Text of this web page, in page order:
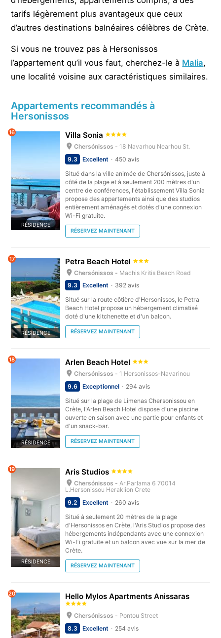
tarifs légèrement plus avantageux que ceux
d’autres destinations balnéaires célèbres de Crète.
Si vous ne trouvez pas à Hersonissos
l’appartement qu’il vous faut, cherchez-le à Malia,
une localité voisine aux caractéristiques similaires.
Appartements recommandés à
Hersonissos
RÉSIDENCE
16 Villa Sonia
Chersónissos - 18 Navarhou Nearhou St.
9.3
Excellent
450 avis
Situé dans la ville animée de Chersónissos, juste à
côté de la plage et à seulement 200 mètres d'un
centre de conférences, l'établissement Villa Sonia
propose des appartements ainsi que des studios
entièrement aménagés et dotés d'une connexion
Wi-Fi gratuite.
RÉSERVEZ MAINTENANT
RÉSIDENCE
17 Petra Beach Hotel
Chersónissos - Machis Kritis Beach Road
9.3
Excellent
392 avis
Situé sur la route côtière d'Hersonissos, le Petra
Beach Hotel propose un hébergement climatisé
doté d'une kitchenette et d'un balcon.
RÉSERVEZ MAINTENANT
RÉSIDENCE
18 Arlen Beach Hotel
Chersónissos - 1 Hersonissos-Navarinou
9.6
Exceptionnel
294 avis
Situé sur la plage de Limenas Chersonissou en
Crète, l'Arlen Beach Hotel dispose d'une piscine
ouverte en saison avec une partie pour enfants et
d'un snack-bar.
RÉSERVEZ MAINTENANT
RÉSIDENCE
19 Aris Studios
Chersónissos - Ar.Parlama 6 70014
L.Hersonissou Heraklion Crete
9.2
Excellent
260 avis
Situé à seulement 20 mètres de la plage
d'Hersonissos en Crète, l'Aris Studios propose des
hébergements indépendants avec une connexion
Wi-Fi gratuite et un balcon avec vue sur la mer de
Crète.
RÉSERVEZ MAINTENANT
20 Hello Mylos Apartments Anissaras
Chersónissos - Pontou Street
8.3
Excellent
254 avis